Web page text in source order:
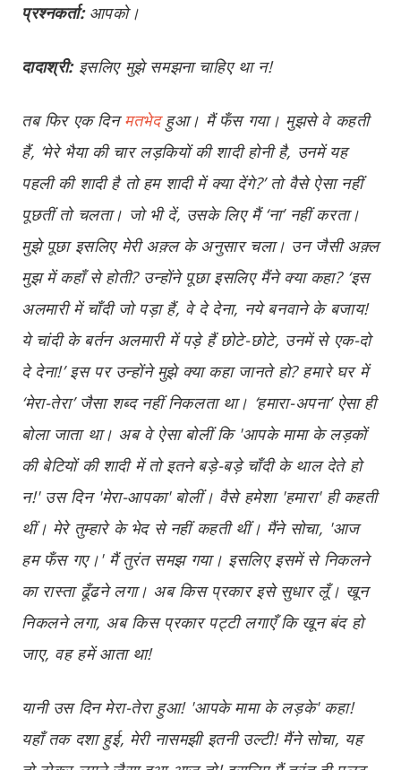
प्रश्नकर्ता:आपको।
दादाश्री:इसलिए मुझे समझना चाहिए था न!
तब फिर एक दिनमतभेदहुआ। मैं फँस गया। मुझसे वे कहती
हैं, ‘मेरे भैया की चार लड़कियों की शादी होनी है, उनमें यह
पहली की शादी है तो हम शादी में क्या देंगे?’ तो वैसे ऐसा नहीं
पूछतीं तो चलता। जो भी दें, उसके लिए मैं ‘ना’ नहीं करता।
मुझे पूछा इसलिए मेरी अक़्ल के अनुसार चला। उन जैसी अक़्ल
मुझ में कहाँ से होती? उन्होंने पूछा इसलिए मैंने क्या कहा? ‘इस
अलमारी में चाँदी जो पड़ा हैं, वे दे देना, नये बनवाने के बजाय!
ये चांदी के बर्तन अलमारी में पड़े हैं छोटे-छोटे, उनमें से एक-दो
दे देना!’ इस पर उन्होंने मुझे क्या कहा जानते हो? हमारे घर में
‘मेरा-तेरा’ जैसा शब्द नहीं निकलता था। ‘हमारा-अपना’ ऐसा ही
बोला जाता था। अब वे ऐसा बोलीं कि 'आपके मामा के लड़कों
की बेटियों की शादी में तो इतने बड़े-बड़े चाँदी के थाल देते हो
न!' उस दिन 'मेरा-आपका' बोलीं। वैसे हमेशा 'हमारा' ही कहती
थीं। मेरे तुम्हारे के भेद से नहीं कहती थीं। मैंने सोचा, 'आज
हम फँस गए।' मैं तुरंत समझ गया। इसलिए इसमें से निकलने
का रास्ता ढूँढने लगा। अब किस प्रकार इसे सुधार लूँ। खून
निकलने लगा, अब किस प्रकार पट्टी लगाएँ कि खून बंद हो
जाए, वह हमें आता था!
यानी उस दिन मेरा-तेरा हुआ! 'आपके मामा के लड़के' कहा!
यहाँ तक दशा हुई, मेरी नासमझी इतनी उल्टी! मैंने सोचा, यह